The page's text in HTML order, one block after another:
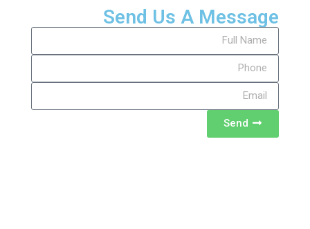
Send Us A Message
Send